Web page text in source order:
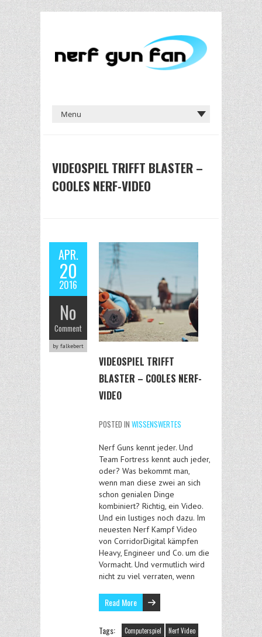
VIDEOSPIEL TRIFFT BLASTER –
COOLES NERF-VIDEO
APR.
20
2016
No
Comment
by falkebert
VIDEOSPIEL TRIFFT
BLASTER – COOLES NERF-
VIDEO
POSTED IN WISSENSWERTES
Nerf Guns kennt jeder. Und
Team Fortress kennt auch jeder,
oder? Was bekommt man,
wenn man diese zwei an sich
schon genialen Dinge
kombiniert? Richtig, ein Video.
Und ein lustiges noch dazu. Im
neuesten Nerf Kampf Video
von CorridorDigital kämpfen
Heavy, Engineer und Co. um die
Vormacht. Und vermutlich wird
nicht zu viel verraten, wenn
Read More
Tags: Computerspiel
Nerf Video